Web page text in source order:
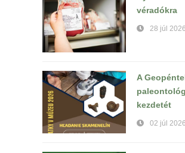
véradókra
28 júl 2026
A
kezdetét
02 júl 2026